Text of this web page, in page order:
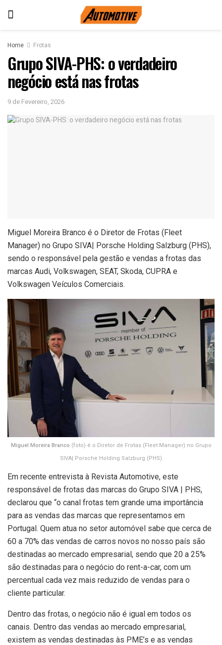
Home Frotas
Grupo SIVA-PHS: o verdadeiro
negócio está nas frotas
9 de Fevereiro, 2026
Miguel Moreira Branco é o Diretor de Frotas (Fleet
Manager) no Grupo SIVA| Porsche Holding Salzburg (PHS),
sendo o responsável pela gestão e vendas a frotas das
marcas Audi, Volkswagen, SEAT, Skoda, CUPRA e
Volkswagen Veículos Comerciais.
Miguel Moreira Branco (foto) é o Diretor de Frotas (Fleet Manager) no Grupo
SIVA| Porsche Holding Salzburg (PHS)
Em recente entrevista à Revista Automotive, este
responsável de frotas das marcas do Grupo SIVA | PHS,
declarou que “o canal frotas tem grande uma importância
para as vendas das marcas que representamos em
Portugal. Quem atua no setor automóvel sabe que cerca de
60 a 70% das vendas de carros novos no nosso país são
destinadas ao mercado empresarial, sendo que 20 a 25%
são destinadas para o negócio do rent-a-car, com um
percentual cada vez mais reduzido de vendas para o
cliente particular.
Dentro das frotas, o negócio não é igual em todos os
canais. Dentro das vendas ao mercado empresarial,
existem as vendas destinadas às PME’s e as vendas